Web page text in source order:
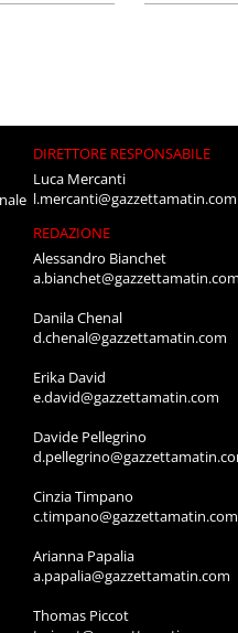
DIRETTORE RESPONSABILE
Luca Mercanti
l.mercanti@gazzettamatin.com
REDAZIONE
Alessandro Bianchet
a.bianchet@gazzettamatin.com
Danila Chenal
d.chenal@gazzettamatin.com
Erika David
e.david@gazzettamatin.com
Davide Pellegrino
Cinzia Timpano
c.timpano@gazzettamatin.com
Arianna Papalia
a.papalia@gazzettamatin.com
Thomas Piccot